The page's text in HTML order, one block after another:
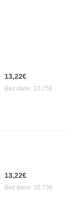
13,22€
Bez dane: 10,75€
13,22€
Bez dane: 10,75€